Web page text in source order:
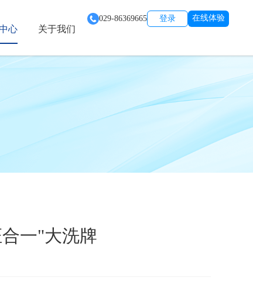
心 关于我们
029-86369665 登录 在线体验
一"大洗牌